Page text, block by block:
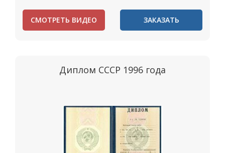
СМОТРЕТЬ ВИДЕО ЗАКАЗАТЬ
Диплом СССР 1996 года